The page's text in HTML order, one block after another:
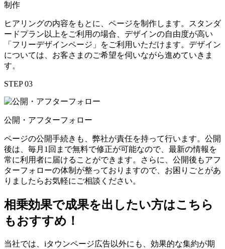
制作
ヒアリングの内容をもとに、ページを制作します。スタンダ
ードプラン以上をご利用の場合、デザインの自由度が高い
「フリーデザインページ」をご利用いただけます。デザイン
については、お客さまのご希望を伺いながら進めていきま
す。
STEP 03
公開・アフターフォロー
ページの公開手続きも、弊社が責任を持って行います。公開
後は、毎月1回まで無料で修正が可能なので、最新の情報を
常に利用者に届けることができます。さらに、公開後もアフ
ターフォローの体制が整っておりますので、お困りごとがあ
りましたらお気軽にご相談ください。
相乗効果で成果を出したい方はこちら
もおすすめ！
当社では、iタウンページ広告以外にも、 効果的な集約が期